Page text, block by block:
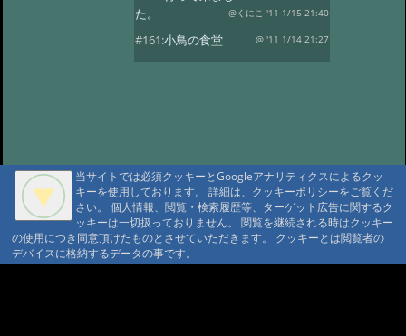
た。
@くにこ '11 1/15 21:40
#161:小鳥の食堂 @ '11 1/14 21:27
#160:あけましておめでとうござい
#157:今日は疲れました。
@ '10 11/29 22:37
#156:寒い朝です。
@ '10 11/19 22:16
#155:そろそろ冬支度
@ '10 11/4 10:30
#154:白い峰
#153:ふじばかまとア
当サイトでは必須クッキーとGoogleアナリティクスによるクッ
キーを使用しております。 詳細は、クッキーポリシーをご覧くだ
さい。 個人情報、閲覧・検索履歴等、ターゲット広告に関するク
ッキーは一切扱っておりません。 閲覧を継続される時はクッキー
の使用につき同意頂けたものとさせていただきます。 クッキーとは閲覧者の
デバイスに格納するデータの事です。